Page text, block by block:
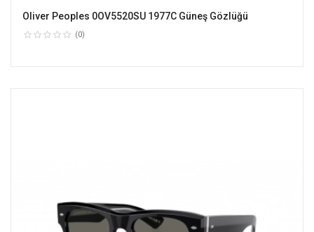
Oliver Peoples 0OV5520SU 1977C Güneş Gözlüğü
(0)